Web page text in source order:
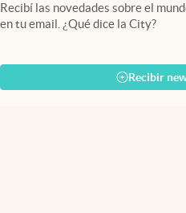
Recibí las novedades sobre el
en tu email. ¿Qué dice la City?
Recibir